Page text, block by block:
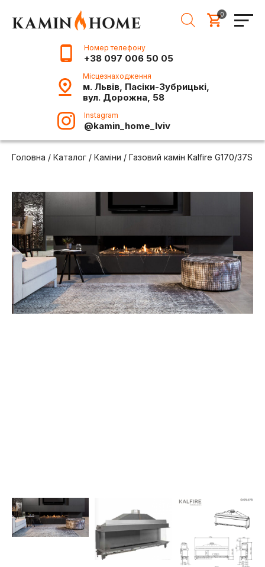
0
Номер телефону
+38 097 006 50 05
Місцезнаходження
м. Львів, Пасіки-Зубрицькі,
вул. Дорожна, 58
Instagram
@kamin_home_lviv
Головна / Каталог / Каміни / Газовий камін Kalfire G170/37S